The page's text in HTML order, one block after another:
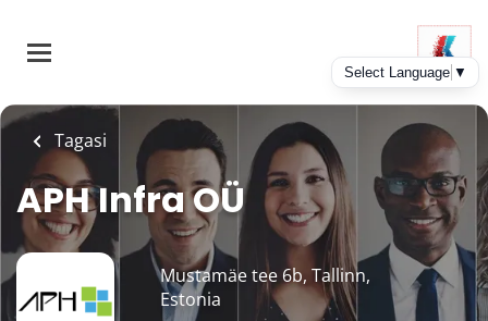
main
Tagasi
APH Infra OÜ
Mustamäe tee 6b, Tallinn,
Estonia